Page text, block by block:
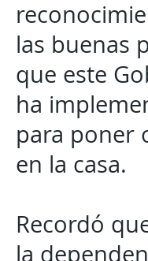
las buenas
que este
ha
para poner
en la casa.
Recordó
la